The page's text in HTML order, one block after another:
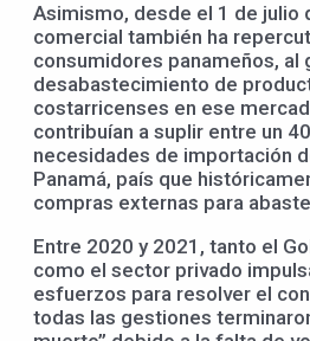
Asimismo, desde el 1 de julio
comercial también ha
consumidores panameños, al
desabastecimiento de
costarricenses en ese
contribuían a suplir entre un
necesidades de importación
Panamá, país que
compras externas para
Entre 2020 y 2021, tanto el
como el sector privado
esfuerzos para resolver el
todas las gestiones